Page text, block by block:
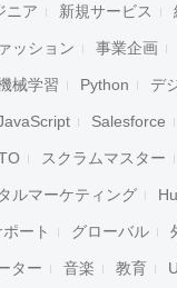
ニア 新規サービス
ッション 事業企画
械学習 Python デ
Salesforce
スクラムマスター
ルマーケティング
ート グローバル
ター 音楽 教育